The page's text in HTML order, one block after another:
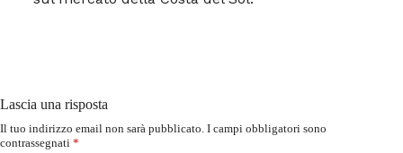
Lascia una risposta
Il tuo indirizzo email non sarà pubblicato. I campi obbligatori sono
contrassegnati *